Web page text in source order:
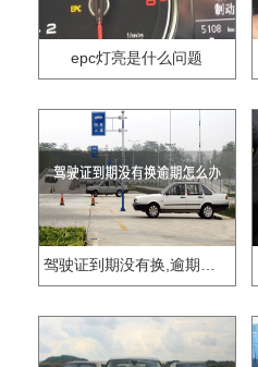
epc灯亮是什么问题
驾驶证到期没有换,逾期怎么办??